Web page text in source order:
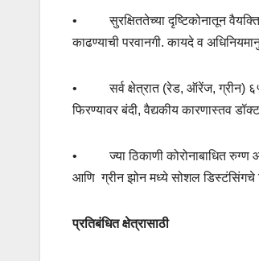
•सुरक्षिततेच्या दृष्टिकोनातून
काढण्याची परवानगी. कायदे व
•सर्व क्षेत्रात (रेड, ऑरेंज,ग्रीन)
फिरण्यावर बंदी,वैद्यकीय कारणास्तव
•ज्या ठिकाणी कोरोनाबाधित
आणि ग्रीन झोन मध्ये सोशल डिस्टंसिंगचे
प्रतिबंधित क्षेत्रासाठी